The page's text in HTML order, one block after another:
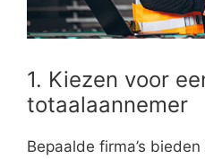
1. Kiezen voor
totaalaannemer
Bepaalde firma’s